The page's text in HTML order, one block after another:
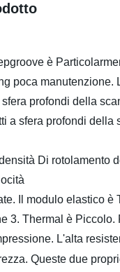
è
poca
profondi della
a sfera profondi
Di rotolamento
Il modulo elastico
3. Thermal è
L'alta
Queste due